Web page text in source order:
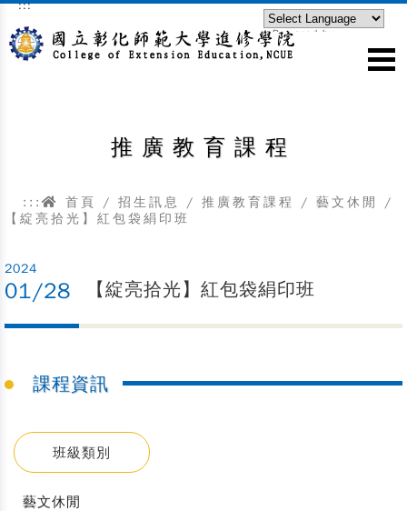
跳到主要內容區塊
:::
Powered by
推廣教育課程
::: 首頁 / 招生訊息 / 推廣教育課程 / 藝文休閒
/
【綻亮拾光】紅包袋絹印班
2024
01/28 【綻亮拾光】紅包袋絹印班
課程資訊
班級類別
藝文休閒